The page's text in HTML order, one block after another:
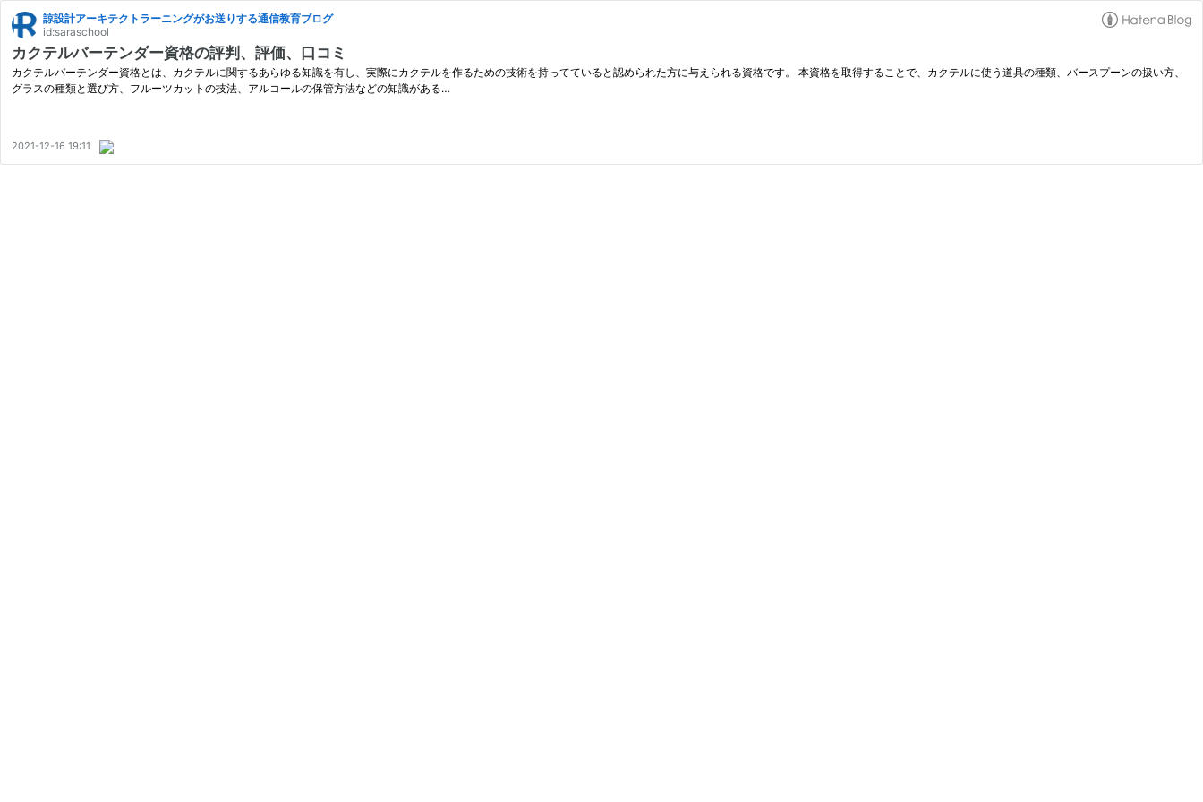
諒設計アーキテクトラーニングがお送りする通信教育ブログ
id:saraschool
カクテルバーテンダー資格の評判、評価、口コミ
カクテルバーテンダー資格とは、カクテルに関するあらゆる知識を有し、実際にカクテルを作るための技術を持ってていると認められた方に与えられる資格です。 本資格を取得することで、カクテルに使う道具の種類、バースプーンの扱い方、
グラスの種類と選び方、フルーツカットの技法、アルコールの保管方法などの知識がある…
2021-12-16 19:11